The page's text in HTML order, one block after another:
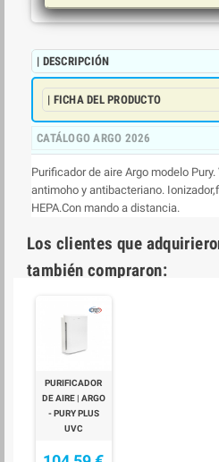
| DESCRIPCIÓN
| FICHA DEL PRODUCTO
CATÁLOGO ARGO 2026
Purificador de aire Argo modelo
antimoho y antibacteriano.
HEPA.Con mando a distancia.
Los clientes que
también compraron:
PURIFICADOR
DE AIRE | ARGO
- PURY PLUS
UVC